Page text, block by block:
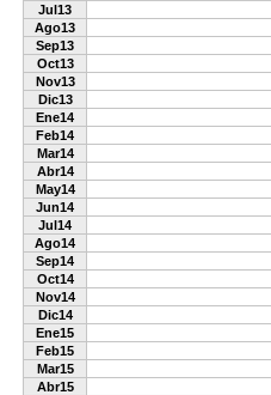
Jul13
Ago13
Sep13
Oct13
Nov13
Dic13
Ene14
Feb14
Mar14
Abr14
May14
Jun14
Jul14
Ago14
Sep14
Oct14
Nov14
Dic14
Ene15
Feb15
Mar15
Abr15